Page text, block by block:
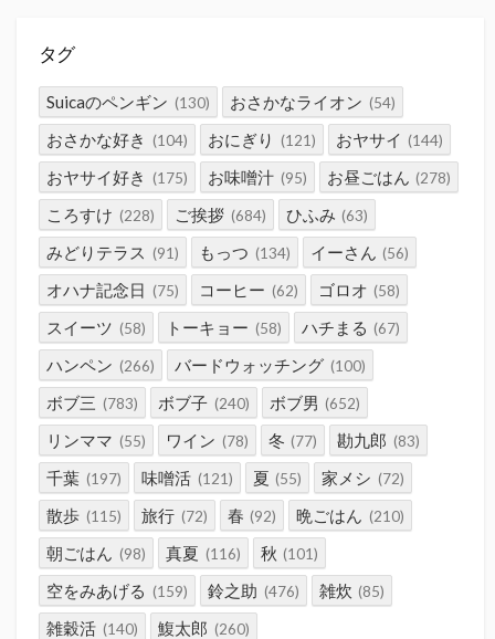
タグ
Suicaのペンギン (130) おさかなライオン (54)
おさかな好き (104) おにぎり (121) おヤサイ (144)
おヤサイ好き (175) お味噌汁 (95) お昼ごはん (278)
ころすけ (228) ご挨拶 (684) ひふみ (63)
みどりテラス (91) もっつ (134) イーさん (56)
オハナ記念日 (75) コーヒー (62) ゴロオ (58)
スイーツ (58) トーキョー (58) ハチまる (67)
ハンペン (266) バードウォッチング (100)
ボブ三 (783) ボブ子 (240) ボブ男 (652)
リンママ (55) ワイン (78) 冬 (77) 勘九郎 (83)
千葉 (197) 味噌活 (121) 夏 (55) 家メシ (72)
散歩 (115) 旅行 (72) 春 (92) 晩ごはん (210)
朝ごはん (98) 真夏 (116) 秋 (101)
空をみあげる (159) 鈴之助 (476) 雑炊 (85)
雑穀活 (140) 鰒太郎 (260)